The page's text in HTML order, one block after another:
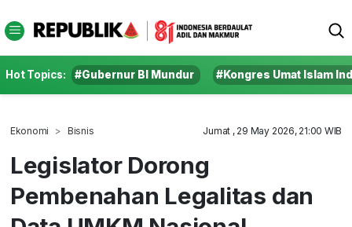
Hot Topics: #Gubernur BI Mundur #Kongres Umat Islam
Ekonomi Bisnis Jumat , 29 May 2026, 21:00 WIB
Legislator Dorong
Pembenahan Legalitas dan